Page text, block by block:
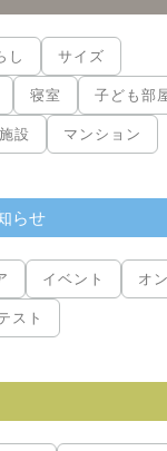
し サイズ
寝室 子ども部
設 マンション
らせ
イベント オ
スト